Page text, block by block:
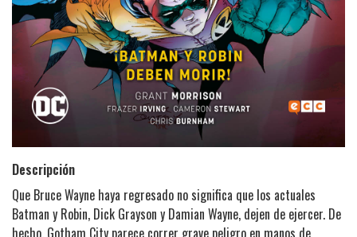
Descripción
Que Bruce Wayne haya regresado no significa que los actuales
Batman y Robin, Dick Grayson y Damian Wayne, dejen de ejercer. De
hecho, Gotham City parece correr grave peligro en manos de